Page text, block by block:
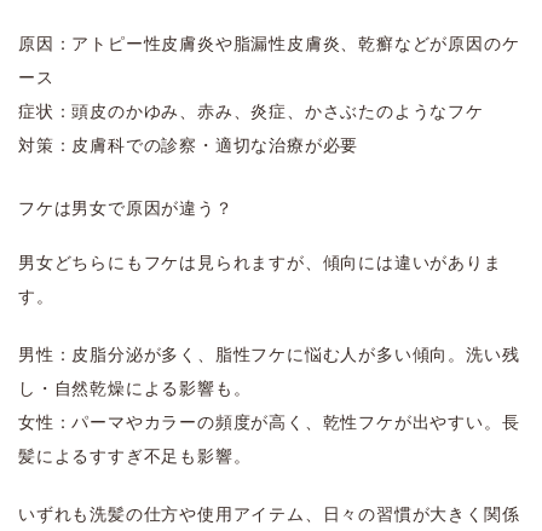
原因：アトピー性皮膚炎や脂漏性皮膚炎、乾癬などが原因のケ
ース
症状：頭皮のかゆみ、赤み、炎症、かさぶたのようなフケ
対策：皮膚科での診察・適切な治療が必要
フケは男女で原因が違う？
男女どちらにもフケは見られますが、傾向には違いがありま
す。
男性：皮脂分泌が多く、脂性フケに悩む人が多い傾向。洗い残
し・自然乾燥による影響も。
女性：パーマやカラーの頻度が高く、乾性フケが出やすい。長
髪によるすすぎ不足も影響。
いずれも洗髪の仕方や使用アイテム、日々の習慣が大きく関係